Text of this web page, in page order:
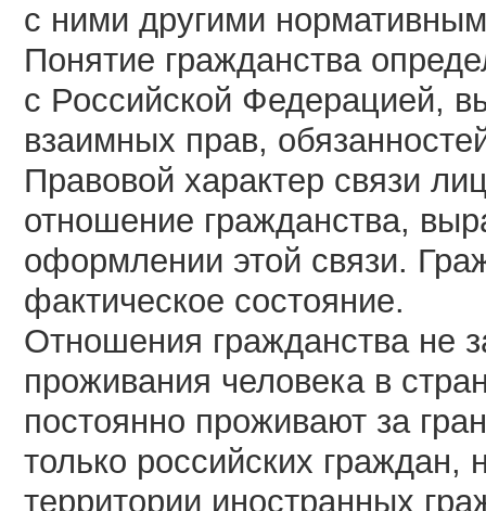
с ними другими
Понятие гражданства
с Российской Федерацией,
взаимных прав,
Правовой характер связи
отношение гражданства,
оформлении этой связи.
фактическое состояние.
Отношения гражданства не
проживания человека в
постоянно проживают за
только российских
территории иностранных